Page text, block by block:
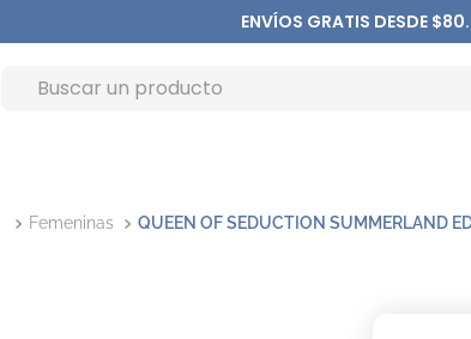
ENVÍOS GRATIS DESDE
Femeninas QUEEN OF SEDUCTION SUMMERLAND